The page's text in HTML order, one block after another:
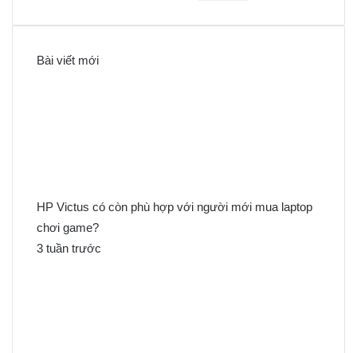
Bài viết mới
HP Victus có còn phù hợp với người mới mua laptop
chơi game?
3 tuần trước